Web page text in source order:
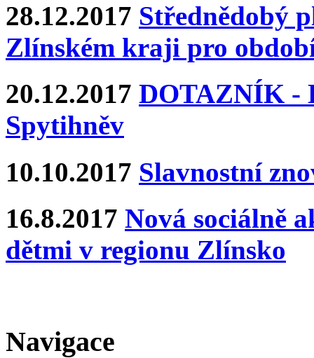
28.12.2017 Střednědobý
Zlínském kraji pro
20.12.2017 DOTAZNÍK -
Spytihněv
10.10.2017 Slavnostní
16.8.2017 Nová sociálně
dětmi v regionu Zlínsko
Navigace